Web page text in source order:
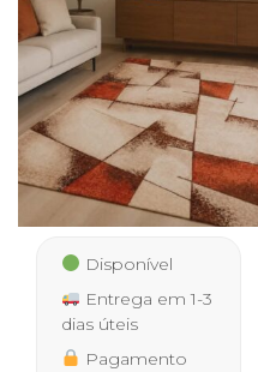
Disponível
Entrega em 1-3
dias úteis
Pagamento